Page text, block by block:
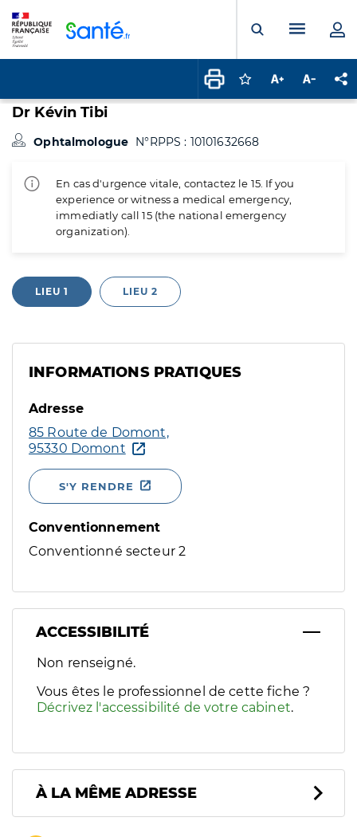
Ouvrir laMenu
Connectez-vous
Augmenter la
Dr Kévin Tibi
Ophtalmologue N°RPPS : 10101632668
En cas d'urgence vitale, contactez le 15. If you
experience or witness a medical emergency,
immediatly call 15 (the national emergency
organization).
LIEU 1 LIEU 2
INFORMATIONS PRATIQUES
Adresse
85 Route de Domont,
95330 Domont
S'Y RENDRE
Conventionnement
Conventionné secteur 2
ACCESSIBILITÉ
Filtres
Sélectionnez un ou plusieurs handicaps/besoins
Non renseigné.
Vous êtes le professionnel de cette fiche ?
Décrivez l'accessibilité de votre cabinet.
À LA MÊME ADRESSE